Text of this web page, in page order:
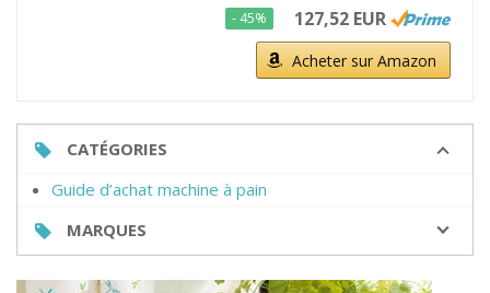
- 45% 127,52 EUR
Acheter sur Amazon
CATÉGORIES
Guide d’achat machine à pain
MARQUES